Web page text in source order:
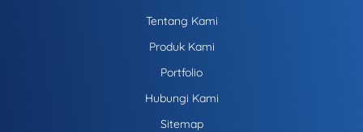
Tentang Kami
Produk Kami
Portfolio
Hubungi Kami
Sitemap